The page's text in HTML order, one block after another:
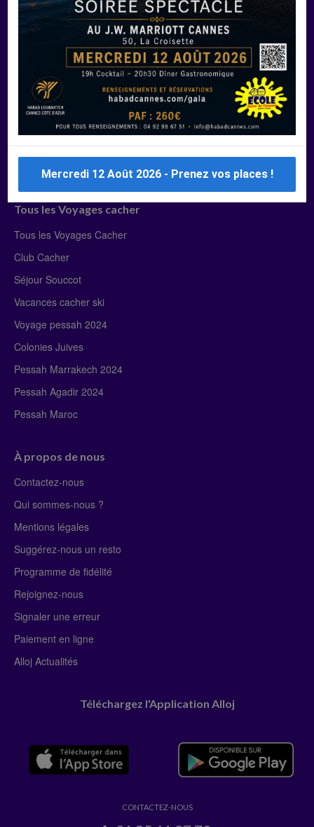
Manger Cacher
Liste des restaurants cacher
Restaurants cacher à Paris
Restaurants cacher à Deauville
Restaurants cacher à Lyon
Restaurants cacher à Marseille
Restaurants cacher Dubaï
Tous les Voyages cacher
Tous les Voyages Cacher
Club Cacher
Séjour Souccot
Vacances cacher ski
Voyage pessah 2024
Colonies Juives
Pessah Marrakech 2024
Pessah Agadir 2024
Pessah Maroc
À propos de nous
Contactez-nous
Qui sommes-nous ?
Mentions légales
Suggérez-nous un resto
Programme de fidélité
Rejoignez-nous
Signaler une erreur
Paiement en ligne
Alloj Actualités
Téléchargez l'Application Alloj
CONTACTEZ-NOUS
Mercredi 12 Août 2026 - Prenez vos places !